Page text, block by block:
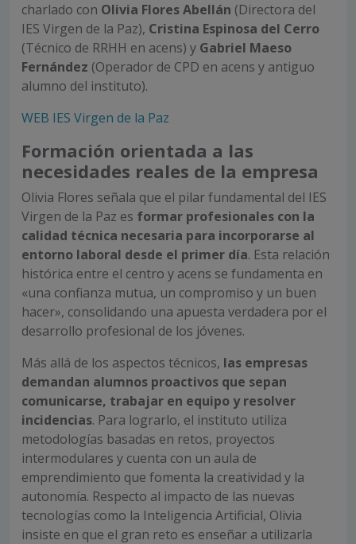
charlado con Olivia Flores Abellán (Directora del
IES Virgen de la Paz), Cristina Espinosa del Cerro
(Técnico de RRHH en acens) y Gabriel Maeso
Fernández (Operador de CPD en acens y antiguo
alumno del instituto).
WEB IES Virgen de la Paz
Formación orientada a las
necesidades reales de la empresa
Olivia Flores señala que el pilar fundamental del IES
Virgen de la Paz es formar profesionales con la
calidad técnica necesaria para incorporarse al
entorno laboral desde el primer día. Esta relación
histórica entre el centro y acens se fundamenta en
«una confianza mutua, un compromiso y un buen
hacer», consolidando una apuesta verdadera por el
desarrollo profesional de los jóvenes.
Más allá de los aspectos técnicos, las empresas
demandan alumnos proactivos que sepan
comunicarse, trabajar en equipo y resolver
incidencias. Para lograrlo, el instituto utiliza
metodologías basadas en retos, proyectos
intermodulares y cuenta con un aula de
emprendimiento que fomenta la creatividad y la
autonomía. Respecto al impacto de las nuevas
tecnologías como la Inteligencia Artificial, Olivia
insiste en que el gran reto es enseñar a utilizarla